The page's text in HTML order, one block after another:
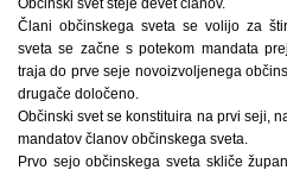
Člani občinskega sveta se volijo za
sveta se začne s potekom mandata
traja do prve seje novoizvoljenega
drugače določeno.
Občinski svet se konstituira na prvi seji,
mandatov članov občinskega sveta.
Prvo sejo občinskega sveta skliče